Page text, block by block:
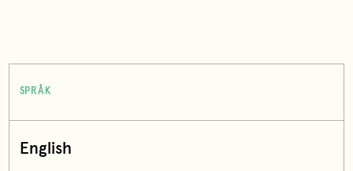
SPRÅK
English